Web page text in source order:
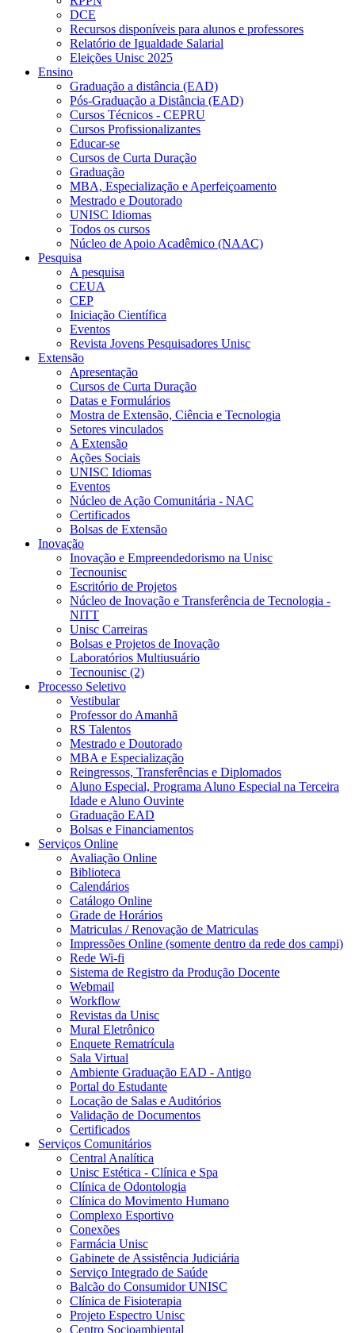
DCE
Recursos disponíveis para alunos e professores
Relatório de Igualdade Salarial
Eleições Unisc 2025
Ensino
Graduação a distância (EAD)
Pós-Graduação a Distância (EAD)
Cursos Técnicos - CEPRU
Cursos Profissionalizantes
Educar-se
Cursos de Curta Duração
Graduação
MBA, Especialização e Aperfeiçoamento
Mestrado e Doutorado
UNISC Idiomas
Todos os cursos
Núcleo de Apoio Acadêmico (NAAC)
Pesquisa
A pesquisa
CEUA
CEP
Iniciação Científica
Eventos
Revista Jovens Pesquisadores Unisc
Extensão
Apresentação
Cursos de Curta Duração
Datas e Formulários
Mostra de Extensão, Ciência e Tecnologia
Setores vinculados
A Extensão
Ações Sociais
UNISC Idiomas
Eventos
Núcleo de Ação Comunitária - NAC
Certificados
Bolsas de Extensão
Inovação
Inovação e Empreendedorismo na Unisc
Tecnounisc
Escritório de Projetos
Núcleo de Inovação e Transferência de Tecnologia -
NITT
Unisc Carreiras
Bolsas e Projetos de Inovação
Laboratórios Multiusuário
Tecnounisc (2)
Processo Seletivo
Vestibular
Professor do Amanhã
RS Talentos
Mestrado e Doutorado
MBA e Especialização
Reingressos, Transferências e Diplomados
Aluno Especial, Programa Aluno Especial na Terceira
Idade e Aluno Ouvinte
Graduação EAD
Bolsas e Financiamentos
Serviços Online
Avaliação Online
Biblioteca
Calendários
Catálogo Online
Grade de Horários
Matriculas / Renovação de Matriculas
Impressões Online (somente dentro da rede dos campi)
Rede Wi-fi
Sistema de Registro da Produção Docente
Webmail
Workflow
Revistas da Unisc
Mural Eletrônico
Enquete Rematrícula
Sala Virtual
Ambiente Graduação EAD - Antigo
Portal do Estudante
Locação de Salas e Auditórios
Validação de Documentos
Certificados
Serviços Comunitários
Central Analítica
Unisc Estética - Clínica e Spa
Clínica de Odontologia
Clínica do Movimento Humano
Complexo Esportivo
Conexões
Farmácia Unisc
Gabinete de Assistência Judiciária
Serviço Integrado de Saúde
Balcão do Consumidor UNISC
Clínica de Fisioterapia
Projeto Espectro Unisc
Centro Socioambiental